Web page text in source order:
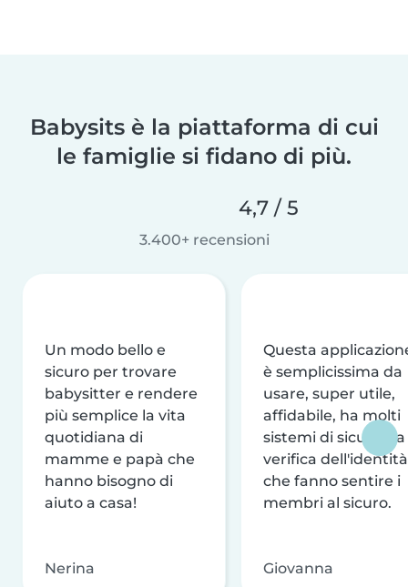
Babysits è la piattaforma di cui
le famiglie si fidano di più.
4,7 / 5
3.400+ recensioni
Un modo bello e
sicuro per trovare
babysitter e rendere
più semplice la vita
quotidiana di
mamme e papà che
hanno bisogno di
aiuto a casa!
Nerina
Questa
è semplicissima da
usare, super utile,
affidabile, ha molti
sistemi di sicurezza
verifica dell'identità
che fanno sentire i
membri al sicuro.
Giovanna